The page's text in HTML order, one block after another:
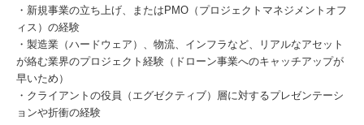
・新規事業の立ち上げ、またはPMO（プロジェクトマネジメントオフ
ィス）の経験
・製造業（ハードウェア）、物流、インフラなど、リアルなアセット
が絡む業界のプロジェクト経験（ドローン事業へのキャッチアップが
早いため）
・クライアントの役員（エグゼクティブ）層に対するプレゼンテーシ
ョンや折衝の経験